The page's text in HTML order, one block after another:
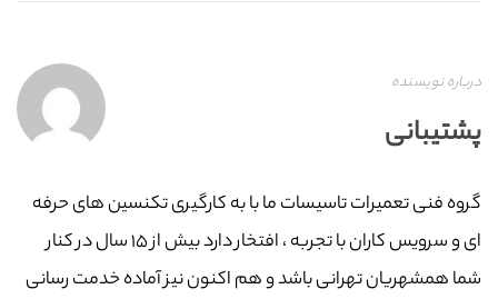
درباره نویسنده
پشتیبانی
گروه فنی تعمیرات تاسیسات ما با به‌ کارگیری تکنسین های حرفه
ای و سرویس کاران با تجربه ، افتخار دارد بیش از ۱۵ سال در کنار
شما همشهریان تهرانی باشد و هم اکنون نیز آماده خدمت رسانی